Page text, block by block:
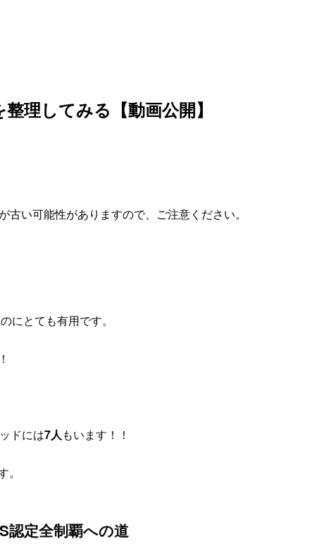
理してみる【動画公開】
い可能性がありますので、ご注意ください。
にとても有用です。
ドには7人もいます！！
定全制覇への道